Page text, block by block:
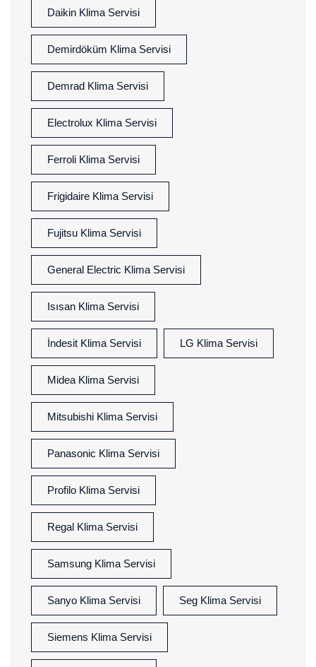
Daikin Klima Servisi
Demirdöküm Klima Servisi
Demrad Klima Servisi
Electrolux Klima Servisi
Ferroli Klima Servisi
Frigidaire Klima Servisi
Fujitsu Klima Servisi
General Electric Klima Servisi
Isısan Klima Servisi
İndesit Klima Servisi LG Klima Servisi
Midea Klima Servisi
Mitsubishi Klima Servisi
Panasonic Klima Servisi
Profilo Klima Servisi
Regal Klima Servisi
Samsung Klima Servisi
Sanyo Klima Servisi Seg Klima Servisi
Siemens Klima Servisi